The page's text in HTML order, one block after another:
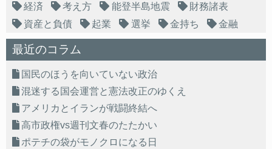
経済
考え方 能登半島地震
財務諸表
資産と負債
起業 選挙 金持ち 金融
最近のコラム
国民のほうを向いていない政治
混迷する国会運営と憲法改正のゆくえ
アメリカとイランが戦闘終結へ
高市政権vs週刊文春のたたかい
ポテチの袋がモノクロになる日